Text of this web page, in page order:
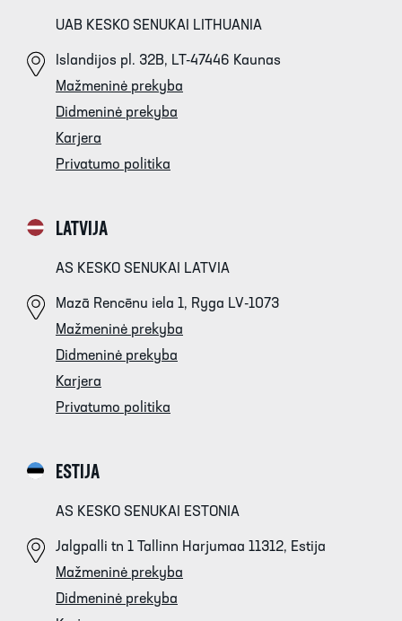
UAB KESKO SENUKAI LITHUANIA
Islandijos pl. 32B, LT-47446 Kaunas
Mažmeninė prekyba
Didmeninė prekyba
Karjera
Privatumo politika
LATVIJA
AS KESKO SENUKAI LATVIA
Mazā Rencēnu iela 1, Ryga LV-1073
Mažmeninė prekyba
Didmeninė prekyba
Karjera
Privatumo politika
ESTIJA
AS KESKO SENUKAI ESTONIA
Jalgpalli tn 1 Tallinn Harjumaa 11312, Estija
Mažmeninė prekyba
Didmeninė prekyba